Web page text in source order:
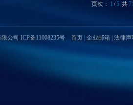
页次： 1 /5 共
公司 ICP备11008235号 首页 企业邮箱 法律声